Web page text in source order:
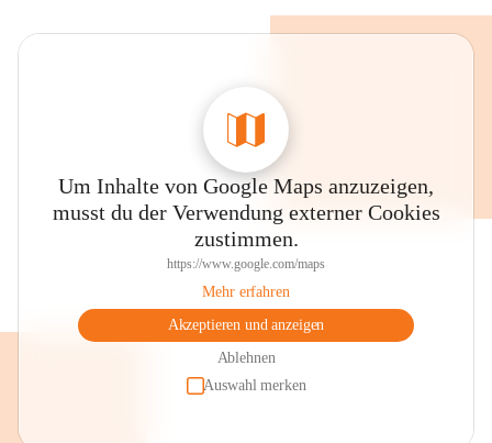
Um Inhalte von Google Maps anzuzeigen,
musst du der Verwendung externer Cookies
zustimmen.
https://www.google.com/maps
Mehr erfahren
Akzeptieren und anzeigen
Ablehnen
Auswahl merken